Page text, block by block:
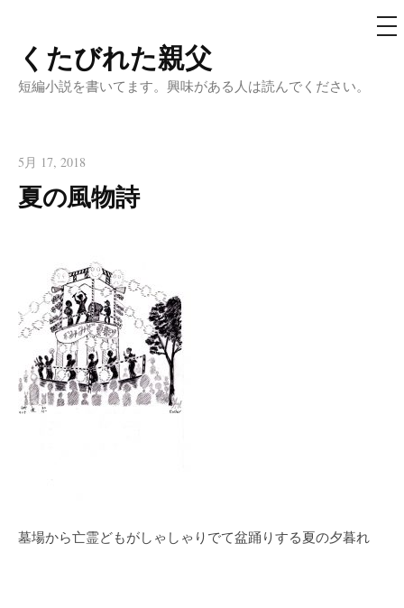
コ
ン
へ
ス
くたびれた親父
短編小説を書いてます。興味がある人は読んでください。
メ
ニ
5月 17, 2018
夏の風物詩
墓場から亡霊どもがしゃしゃりでて盆踊りする夏の夕暮れ